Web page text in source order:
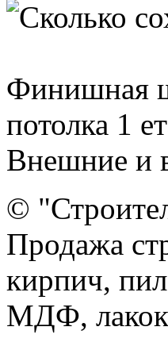
Финишная
потолка 1
Внешние и
©
Продажа
кирпич,
МДФ,